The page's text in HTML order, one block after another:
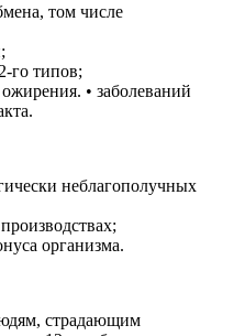
том числе
го типов;
• заболеваний
неблагополучных
организма.
страдающим